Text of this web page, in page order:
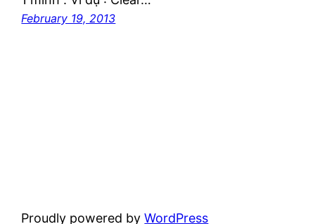
February 19, 2013
Proudly powered byWordPress